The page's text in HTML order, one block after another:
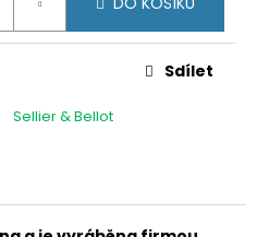
Sellier & Bellot
Sdílet